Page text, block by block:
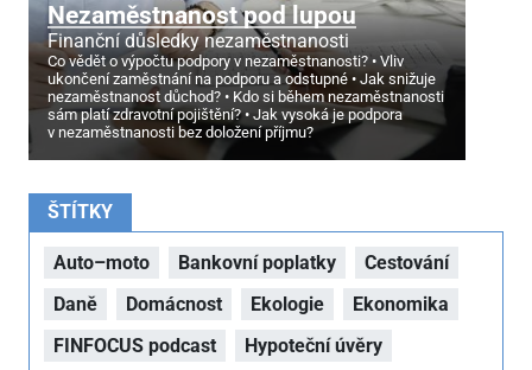
Nezaměstnanost pod lupou
Finanční důsledky nezaměstnanosti
Co vědět o výpočtu podpory v nezaměstnanosti?
Vliv
ukončení zaměstnání na podporu a odstupné
Jak snižuje
nezaměstnanost důchod?
Kdo si během nezaměstnanosti
sám platí zdravotní pojištění?
Jak vysoká je podpora
v nezaměstnanosti bez doložení příjmu?
ŠTÍTKY
Auto–moto Bankovní poplatky
Cestování
Daně
Domácnost Ekologie
Ekonomika
FINFOCUS podcast
Hypoteční úvěry